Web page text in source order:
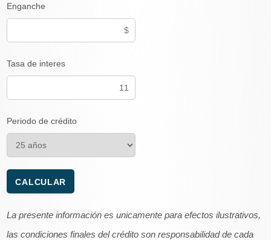
Enganche
Tasa de interes
Periodo de crédito
La presente información es unicamente para efectos ilustrativos,
las condiciones finales del crédito son responsabilidad de cada